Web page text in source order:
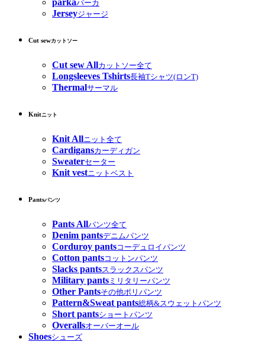
パーカ
Jerseyジャージ
Cut sewカットソー
Cut sew Allカットソー全て
Longsleeves Tshirts長袖Tシャツ(ロンT)
Thermalサーマル
Knitニット
Knit Allニット全て
Cardigansカーディガン
Sweaterセーター
Knit vestニットベスト
Pantsパンツ
Pants Allパンツ全て
Denim pantsデニムパンツ
Corduroy pantsコーデュロイパンツ
Cotton pantsコットンパンツ
Slacks pantsスラックスパンツ
Military pants ミリタリーパンツ
Other Pantsその他ポリパンツ
Pattern&Sweat pants総柄&スウェットパンツ
Short pantsショートパンツ
Overallsオーバーオール
Shoesシューズ